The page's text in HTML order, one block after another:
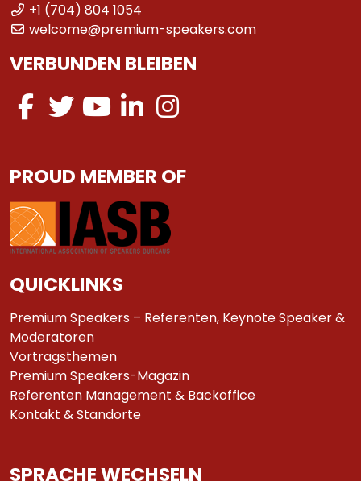
+1 (704) 804 1054
welcome@premium-speakers.com
VERBUNDEN BLEIBEN
PROUD MEMBER OF
QUICKLINKS
Premium Speakers – Referenten, Keynote Speaker &
Moderatoren
Vortragsthemen
Premium Speakers-Magazin
Referenten Management & Backoffice
Kontakt & Standorte
SPRACHE WECHSELN